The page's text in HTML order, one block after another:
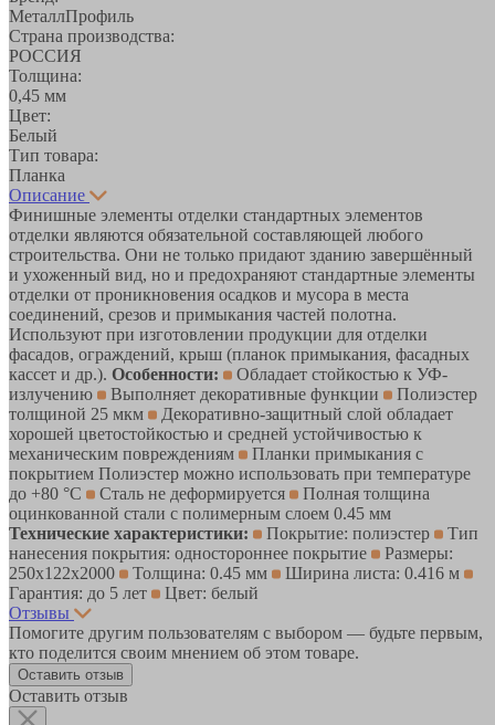
МеталлПрофиль
Страна производства:
РОССИЯ
Толщина:
0,45 мм
Цвет:
Белый
Тип товара:
Планка
Описание
Финишные элементы отделки стандартных элементов
отделки являются обязательной составляющей любого
строительства. Они не только придают зданию завершённый
и ухоженный вид, но и предохраняют стандартные элементы
отделки от проникновения осадков и мусора в места
соединений, срезов и примыкания частей полотна.
Используют при изготовлении продукции для отделки
фасадов, ограждений, крыш (планок примыкания, фасадных
кассет и др.). Особенности:
Обладает стойкостью к УФ-
излучению
Выполняет декоративные функции
Полиэстер
толщиной 25 мкм
Декоративно-защитный слой обладает
хорошей цветостойкостью и средней устойчивостью к
механическим повреждениям
Планки примыкания с
покрытием Полиэстер можно использовать при температуре
до +80 °С
Сталь не деформируется
Полная толщина
оцинкованной стали с полимерным слоем 0.45 мм
Технические характеристики:
Покрытие: полиэстер
Тип
нанесения покрытия: одностороннее покрытие
Размеры:
250х122х2000
Толщина: 0.45 мм
Ширина листа: 0.416 м
Гарантия: до 5 лет
Цвет: белый
Отзывы
Помогите другим пользователям с выбором — будьте первым,
кто поделится своим мнением об этом товаре.
Оставить отзыв
Оставить отзыв